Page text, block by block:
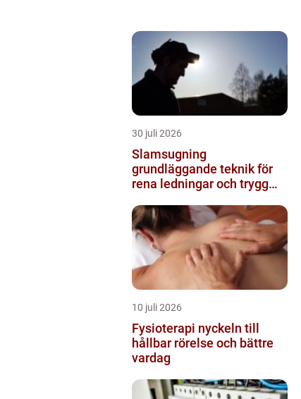
30 juli 2026
Slamsugning
grundläggande teknik för
rena ledningar och trygg
10 juli 2026
Fysioterapi nyckeln till
hållbar rörelse och bättre
vardag